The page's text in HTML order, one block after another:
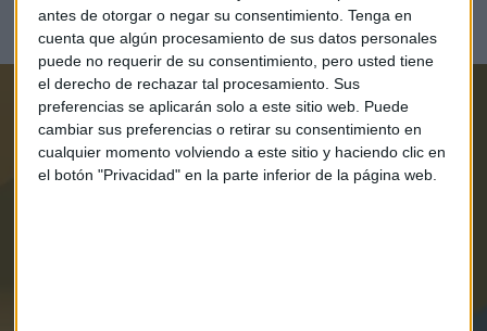
antes de otorgar o negar su consentimiento. Tenga en
cuenta que algún procesamiento de sus datos personales
puede no requerir de su consentimiento, pero usted tiene
el derecho de rechazar tal procesamiento. Sus
preferencias se aplicarán solo a este sitio web. Puede
cambiar sus preferencias o retirar su consentimiento en
cualquier momento volviendo a este sitio y haciendo clic en
el botón "Privacidad" en la parte inferior de la página web.
Redacción Capital Radio
Suscríbete a nuestros boletines
Te enviaremos las noticias más importantes del día